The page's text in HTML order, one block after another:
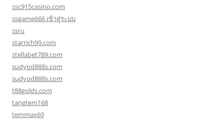
ssc915casino.com
ssgame666 เข้าสู่ระบบ
ssru
starrich99.com
stellabet789.com
sudyod888s.com
sudyod888s.com
t88golds.com
tangtem168
temmax69